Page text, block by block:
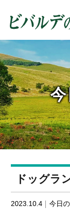
ドッグラ
2023.10.4 今日